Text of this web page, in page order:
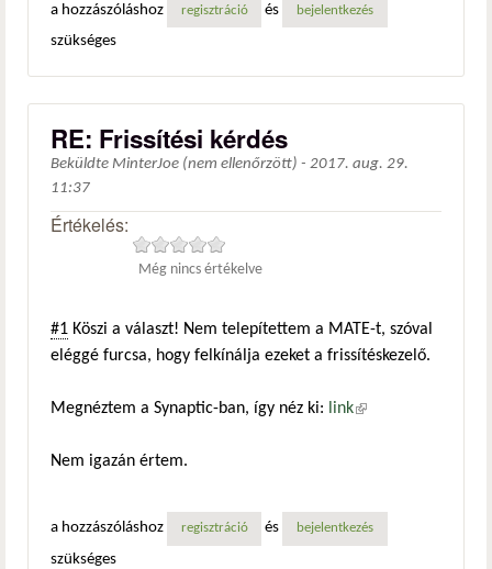
a hozzászóláshoz regisztráció és bejelentkezés
szükséges
RE: Frissítési kérdés
Beküldte MinterJoe (nem ellenőrzött) - 2017. aug. 29.
11:37
Értékelés:
Még nincs értékelve
#1 Köszi a választ! Nem telepítettem a MATE-t, szóval
eléggé furcsa, hogy felkínálja ezeket a frissítéskezelő.
Megnéztem a Synaptic-ban, így néz ki: link(külső
Nem igazán értem.
a hozzászóláshoz regisztráció és bejelentkezés
szükséges